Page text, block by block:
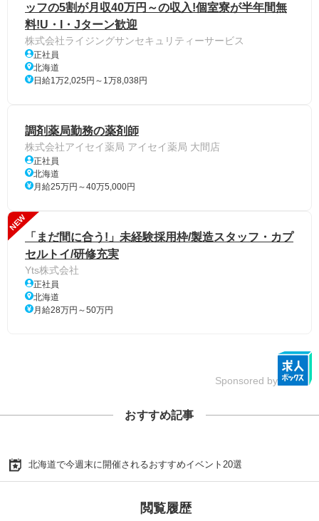
ッフの5割が月収40万円～の収入!個室寮が半年間無
料!U・I・Jターン歓迎
株式会社ライジングサンセキュリティーサービス
正社員
北海道
日給1万2,025円～1万8,038円
調剤薬局勤務の薬剤師
株式会社アイセイ薬局 アイセイ薬局 大間店
正社員
北海道
月給25万円～40万5,000円
NEW
「まだ間に合う!」未経験採用枠/製造スタッフ・カプ
セルトイ/研修充実
Yts株式会社
正社員
北海道
月給28万円～50万円
Sponsored by
おすすめ記事
北海道で今週末に開催されるおすすめイベント20選
閲覧履歴